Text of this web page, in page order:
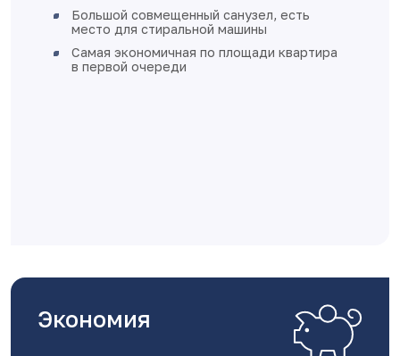
Большой совмещенный санузел, есть
место для стиральной машины
Самая экономичная по площади квартира
в первой очереди
Экономия